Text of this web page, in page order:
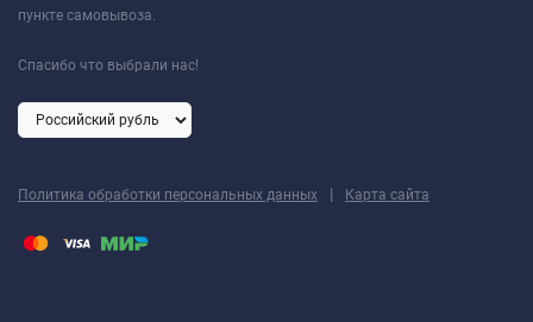
пункте самовывоза.
Спасибо что выбрали нас!
Политика обработки персональных данных | Карта сайта